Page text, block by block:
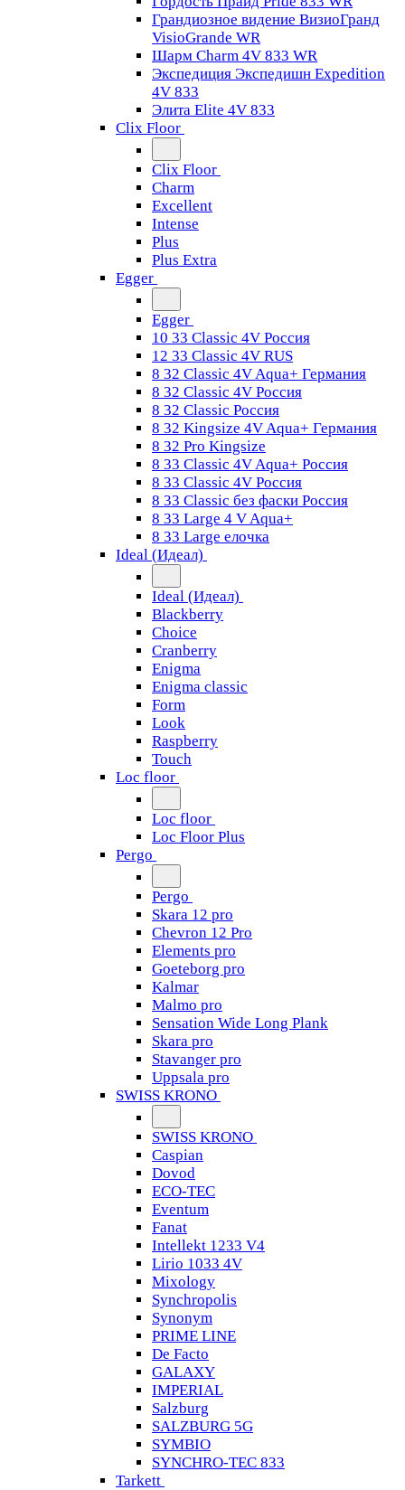
Грандиозное видение ВизиоГранд
VisioGrande WR
Шарм Charm 4V 833 WR
Экспедиция Экспедишн Expedition
4V 833
Элита Elite 4V 833
Clix Floor
Clix Floor
Charm
Excellent
Intense
Plus
Plus Extra
Egger
Egger
10 33 Classic 4V Россия
12 33 Classic 4V RUS
8 32 Classic 4V Aqua+ Германия
8 32 Classic 4V Россия
8 32 Classic Россия
8 32 Kingsize 4V Aqua+ Германия
8 32 Pro Kingsize
8 33 Classic 4V Aqua+ Россия
8 33 Classic 4V Россия
8 33 Classic без фаски Россия
8 33 Large 4 V Aqua+
8 33 Large елочка
Ideal (Идеал)
Ideal (Идеал)
Blackberry
Choice
Cranberry
Enigma
Enigma classic
Form
Look
Raspberry
Touch
Loc floor
Loc floor
Loc Floor Plus
Pergo
Pergo
Skara 12 pro
Chevron 12 Pro
Elements pro
Goeteborg pro
Kalmar
Malmo pro
Sensation Wide Long Plank
Skara pro
Stavanger pro
Uppsala pro
SWISS KRONO
SWISS KRONO
Caspian
Dovod
ECO-TEC
Eventum
Fanat
Intellekt 1233 V4
Lirio 1033 4V
Mixology
Synchropolis
Synonym
PRIME LINE
De Facto
GALAXY
IMPERIAL
Salzburg
SALZBURG 5G
SYMBIO
SYNCHRO-TEC 833
Tarkett